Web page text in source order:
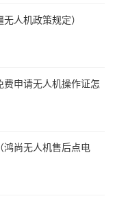
人机政策规定）
申请无人机操作证怎
尚无人机售后点电